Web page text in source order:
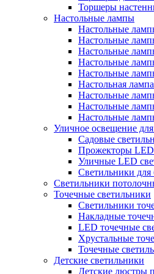
Торшеры
Настольные лампы
Настольные
Настольные
Настольные
Настольные
Настольные
Настольная
Настольные
Настольные
Настольные
Уличное освещение
Садовые
Прожекторы LED
Уличные LED
Светильники для
Светильники
Точечные светильники
Светильники
Накладные
LED точечные
Хрустальные
Точечные
Детские светильники
Детские люстры